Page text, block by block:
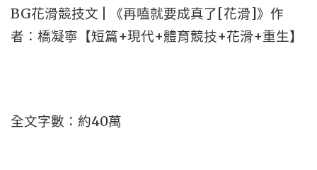
BG花滑競技文 | 《再嗑就要成真了[花滑]》作
者：橋凝寧【短篇+現代+體育競技+花滑+重生】
全文字數：約40萬